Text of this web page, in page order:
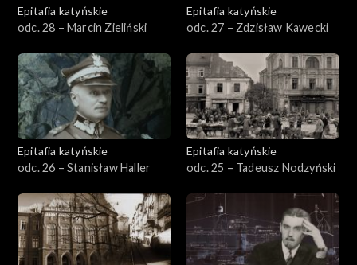
Epitafia katyńskie
odc. 28 – Marcin Zieliński
Epitafia katyńskie
odc. 27 – Zdzisław Kawecki
Epitafia katyńskie
odc. 26 – Stanisław Haller
Epitafia katyńskie
odc. 25 – Tadeusz Nodzyński